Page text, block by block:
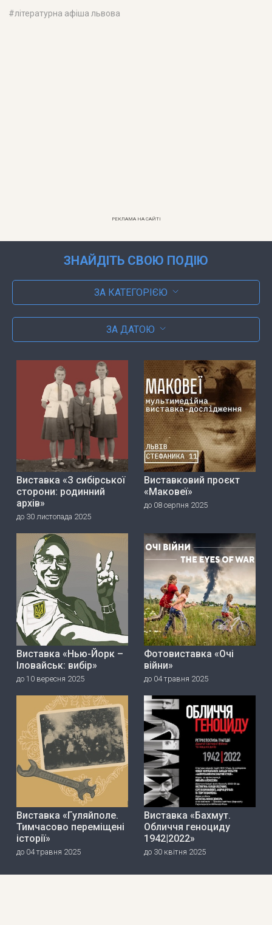
#літературна афіша львова
РЕКЛАМА НА САЙТІ
ЗНАЙДІТЬ СВОЮ ПОДІЮ
ЗА КАТЕГОРІЄЮ
ЗА ДАТОЮ
Виставка «З сибірської
сторони: родинний
архів»
до 30 листопада 2025
Виставковий проєкт
«Маковеї»
до 08 серпня 2025
Виставка «Нью-Йорк –
Іловайськ: вибір»
до 10 вересня 2025
Фотовиставка «Очі
війни»
до 04 травня 2025
Виставка «Гуляйполе.
Тимчасово переміщені
історії»
до 04 травня 2025
Виставка «Бахмут.
Обличчя геноциду
1942|2022»
до 30 квітня 2025